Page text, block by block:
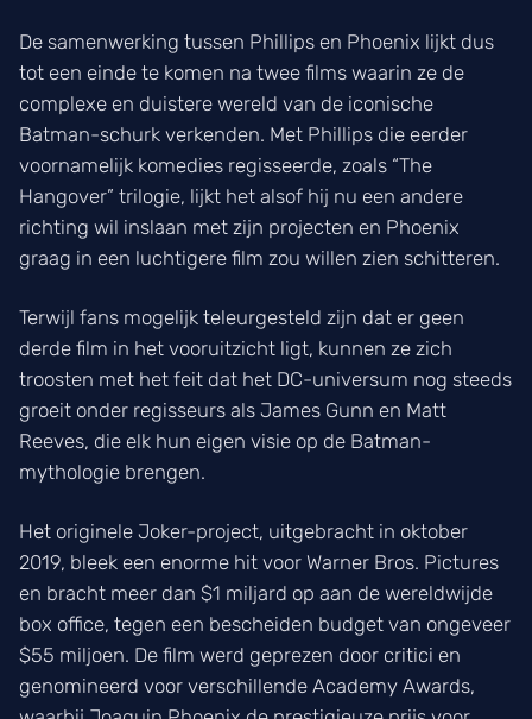
De samenwerking tussen Phillips en Phoenix lijkt dus
tot een einde te komen na twee films waarin ze de
complexe en duistere wereld van de iconische
Batman-schurk verkenden. Met Phillips die eerder
voornamelijk komedies regisseerde, zoals “The
Hangover” trilogie, lijkt het alsof hij nu een andere
richting wil inslaan met zijn projecten en Phoenix
graag in een luchtigere film zou willen zien schitteren.
Terwijl fans mogelijk teleurgesteld zijn dat er geen
derde film in het vooruitzicht ligt, kunnen ze zich
troosten met het feit dat het DC-universum nog steeds
groeit onder regisseurs als James Gunn en Matt
Reeves, die elk hun eigen visie op de Batman-
mythologie brengen.
Het originele Joker-project, uitgebracht in oktober
2019, bleek een enorme hit voor Warner Bros. Pictures
en bracht meer dan $1 miljard op aan de wereldwijde
box office, tegen een bescheiden budget van ongeveer
$55 miljoen. De film werd geprezen door critici en
genomineerd voor verschillende Academy Awards,